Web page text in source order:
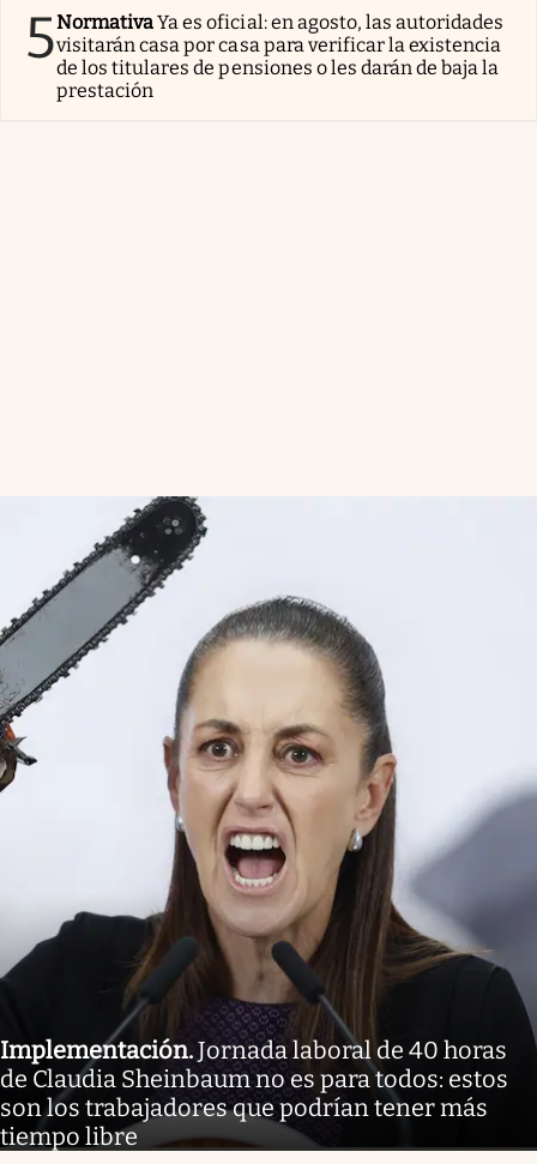
5NormativaYa es oficial: en agosto, las autoridades
visitarán casa por casa para verificar la existencia
de los titulares de pensiones o les darán de baja la
prestación
Implementación.Jornada laboral de 40 horas
de Claudia Sheinbaum no es para todos: estos
son los trabajadores que podrían tener más
tiempo libre